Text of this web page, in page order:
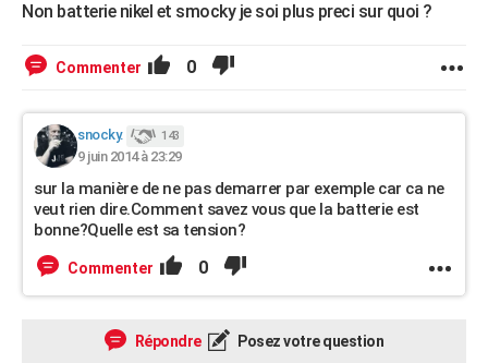
Non batterie nikel et smocky je soi plus preci sur quoi ?
Commenter 0
snocky. 143
9 juin 2014 à 23:29
sur la manière de ne pas demarrer par exemple car ca ne
veut rien dire.Comment savez vous que la batterie est
bonne?Quelle est sa tension?
Commenter 0
Répondre Posez votre question